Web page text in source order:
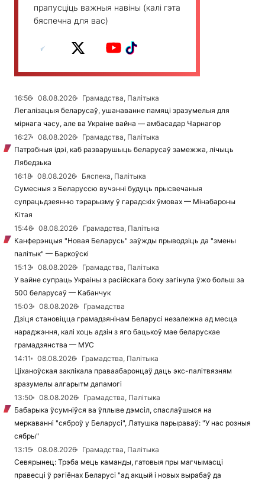
прапусціць важныя навіны (калі гэта
бяспечна для вас)
16:56 08.08.2026
Грамадства, Палітыка
Легалізацыя беларусаў, ушанаванне памяці зразумелыя для
мірнага часу, але ва Украіне вайна — амбасадар Чарнагор
16:27
08.08.2026
Грамадства, Палітыка
Патрэбныя ідэі, каб разварушыць беларусаў замежжа, лічыць
Лябедзька
16:18
08.08.2026
Бяспека, Палітыка
Сумесныя з Беларуссю вучэнні будуць прысвечаныя
супрацьдзеянню тэрарызму ў гарадскіх ўмовах — Мінабароны
Кітая
15:46
08.08.2026
Грамадства, Палітыка
Канферэнцыя "Новая Беларусь" заўжды прыводзіць да "змены
палітык" — Баркоўскі
15:13
08.08.2026
Грамадства, Палітыка
У вайне супраць Украіны з расійскага боку загінула ўжо больш за
500 беларусаў — Кабанчук
15:03
08.08.2026
Грамадства
Дзіця становіцца грамадзянінам Беларусі незалежна ад месца
нараджэння, калі хоць адзін з яго бацькоў мае беларускае
грамадзянства — МУС
14:11
08.08.2026
Грамадства, Палітыка
Ціханоўская заклікала праваабаронцаў даць экс-палітвязням
зразумелы алгарытм дапамогі
13:50
08.08.2026
Грамадства, Палітыка
Бабарыка ўсумніўся ва ўплыве дэмсіл, спаслаўшыся на
меркаванні "сяброў у Беларусі", Латушка парыраваў: "У нас розныя
сябры"
13:15
08.08.2026
Грамадства, Палітыка
Севярынец: Трэба мець каманды, гатовыя пры магчымасці
правесці ў рэгіёнах Беларусі "ад акцый і новых вырабаў да